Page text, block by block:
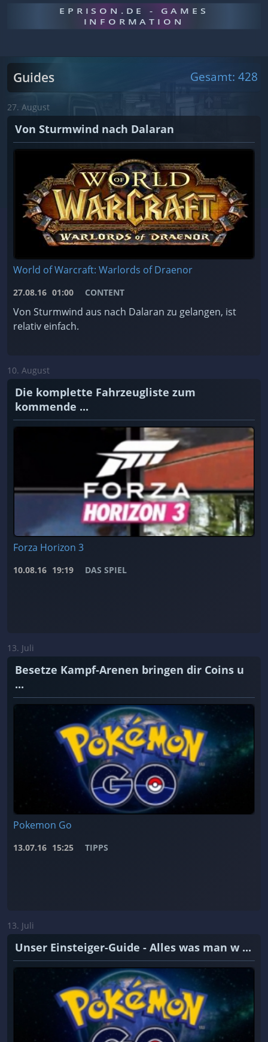
EPRISON.DE - GAMES
INFORMATION
Guides Gesamt: 428
27. August
Von Sturmwind nach Dalaran
World of Warcraft: Warlords of Draenor
27.08.16 01:00 CONTENT
Von Sturmwind aus nach Dalaran zu gelangen, ist
relativ einfach.
10. August
Die komplette Fahrzeugliste zum
kommende ...
Forza Horizon 3
10.08.16 19:19 DAS SPIEL
13. Juli
Besetze Kampf-Arenen bringen dir Coins u
...
Pokemon Go
13.07.16 15:25 TIPPS
13. Juli
Unser Einsteiger-Guide - Alles was man w ...